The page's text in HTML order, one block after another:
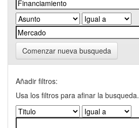
Comenzar nueva busqueda
Añadir filtros:
Usa los filtros para afinar la busqueda.